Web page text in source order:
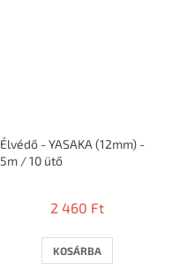
Élvédő - YASAKA (12mm) -
5m / 10 ütő
2 460 Ft
KOSÁRBA